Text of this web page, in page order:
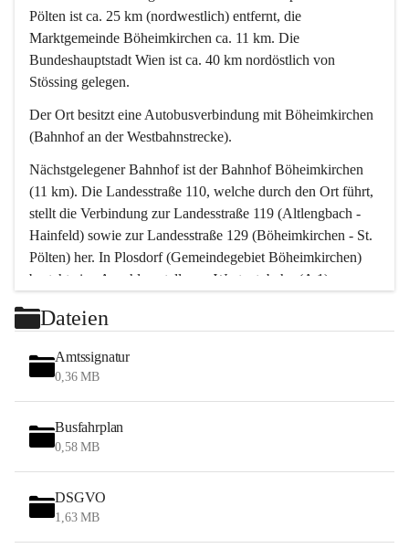
Pölten ist ca. 25 km (nordwestlich) entfernt, die
Marktgemeinde Böheimkirchen ca. 11 km. Die
Bundeshauptstadt Wien ist ca. 40 km nordöstlich von
Stössing gelegen.
Der Ort besitzt eine Autobusverbindung mit Böheimkirchen
(Bahnhof an der Westbahnstrecke).
Nächstgelegener Bahnhof ist der Bahnhof Böheimkirchen
(11 km). Die Landesstraße 110, welche durch den Ort führt,
stellt die Verbindung zur Landesstraße 119 (Altlengbach -
Hainfeld) sowie zur Landesstraße 129 (Böheimkirchen - St.
Pölten) her. In Plosdorf (Gemeindegebiet Böheimkirchen)
besteht eine Anschlussstelle zur Westautobahn (A 1).
Wien erreicht man in ca. 45 Minuten.
Stössing zählt noch zum Naherholungsraum Wien sowie
zum Naherholungsraum St. Pölten. Viele Bauernhöfe hatten
„ihre Wiener“. Seit 1960 bauten viele Wiener
Wochenendhäuser im Gemeindegebiet. Wegen des
waldreichen Jagdgebietes haben viele Jagdpächter ihre
Das Wandern ist aus touristischer Sicht die bedeutendste
Tätigkeit. Das hügelige Gebiet mit Wanderwegen durch
Wiesen, Wälder und Obstkulturen lädt dazu ein. Gefördert
Dateien
Amtssignatur
0,36 MB
Busfahrplan
0,58 MB
DSGVO
1,63 MB